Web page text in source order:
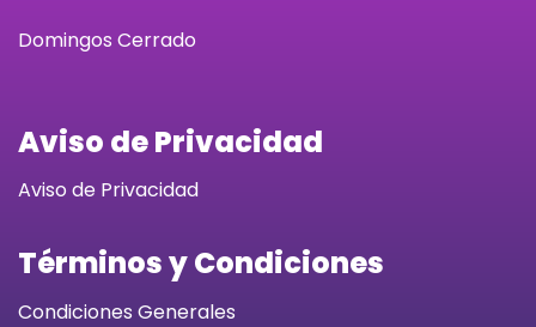
Domingos Cerrado
Aviso de Privacidad
Aviso de Privacidad
Términos y Condiciones
Condiciones Generales